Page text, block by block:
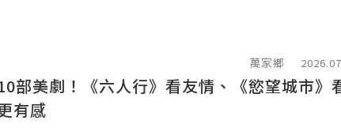
萬家鄉
部美劇！《六人行》看友情、《慾望城市》
有感